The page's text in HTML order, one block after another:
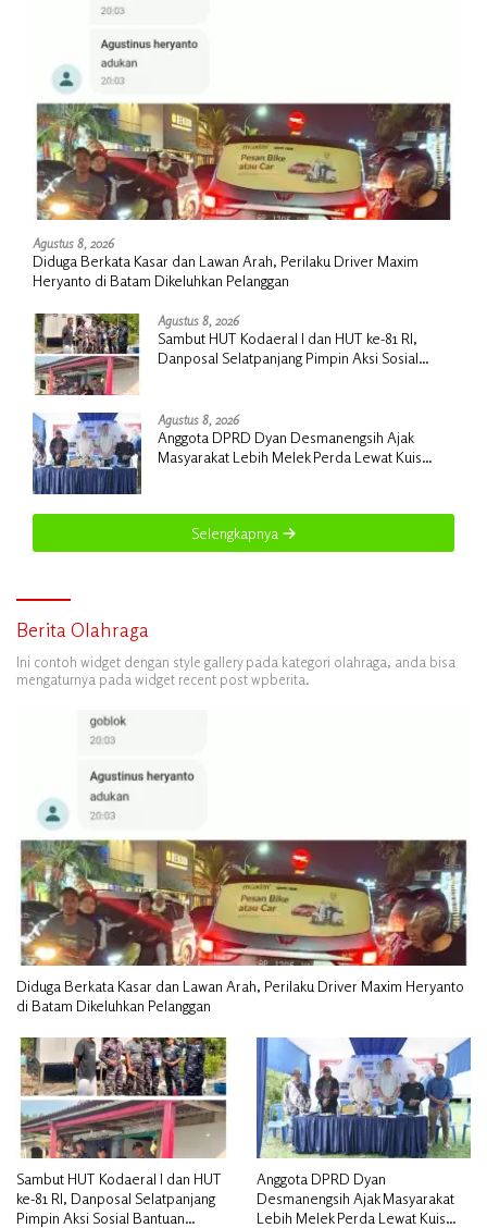
Agustus 8, 2026
Diduga Berkata Kasar dan Lawan Arah, Perilaku Driver Maxim
Heryanto di Batam Dikeluhkan Pelanggan
Agustus 8, 2026
Sambut HUT Kodaeral I dan HUT ke-81 RI,
Danposal Selatpanjang Pimpin Aksi Sosial
Agustus 8, 2026
Anggota DPRD Dyan Desmanengsih Ajak
Masyarakat Lebih Melek Perda Lewat Kuis
Selengkapnya
Berita Olahraga
Ini contoh widget dengan style gallery pada kategori olahraga, anda bisa
mengaturnya pada widget recent post wpberita.
Diduga Berkata Kasar dan Lawan Arah, Perilaku Driver Maxim Heryanto
di Batam Dikeluhkan Pelanggan
Sambut HUT Kodaeral I dan HUT
ke-81 RI, Danposal Selatpanjang
Pimpin Aksi Sosial Bantuan
Anggota DPRD Dyan
Desmanengsih Ajak Masyarakat
Lebih Melek Perda Lewat Kuis